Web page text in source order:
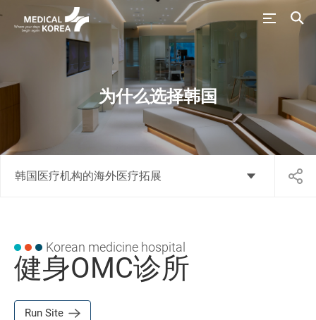
为什么选择韩国
韩国医疗机构的海外医疗拓展
Korean medicine hospital
健身OMC诊所
Run Site